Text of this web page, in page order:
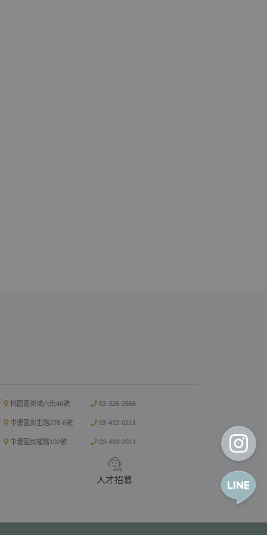
桃園區新埔六街46號 03-326-2666
中壢區新生路278-6號 03-422-0211
中壢區民權路102號 03-493-2011
人才招募